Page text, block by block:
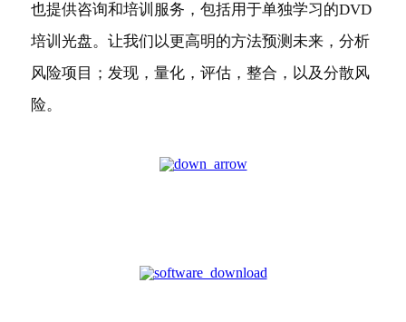
也提供咨询和培训服务，包括用于单独学习的DVD
培训光盘。让我们以更高明的方法预测未来，分析
风险项目；发现，量化，评估，整合，以及分散风
险。